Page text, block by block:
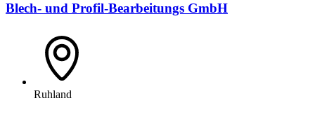
Blech- und Profil-Bearbeitungs GmbH
Ruhland